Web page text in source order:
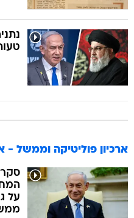
ארכיון פוליטיקה וממשל -
סקר
על